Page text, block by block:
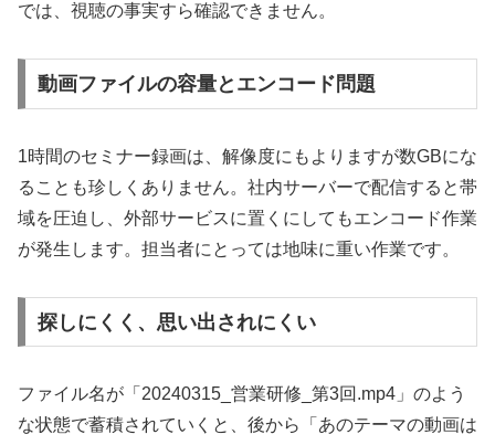
では、視聴の事実すら確認できません。
動画ファイルの容量とエンコード問題
1時間のセミナー録画は、解像度にもよりますが数GBにな
ることも珍しくありません。社内サーバーで配信すると帯
域を圧迫し、外部サービスに置くにしてもエンコード作業
が発生します。担当者にとっては地味に重い作業です。
探しにくく、思い出されにくい
ファイル名が「20240315_営業研修_第3回.mp4」のよう
な状態で蓄積されていくと、後から「あのテーマの動画は